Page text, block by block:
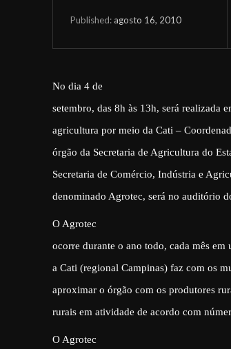
Published: agosto 16, 2010
No dia 4 de
setembro, das 8h às 13h, será realizada
agricultura por meio da Cati –
órgão da Secretaria de Agricultura do
Secretaria de Comércio, Indústria e
denominado Agrotec, será no auditório
O Agrotec
ocorre durante o ano todo, cada mês em
a Cati (regional Campinas) faz com os
aproximar o órgão com os produtores
rurais em atividade de acordo com
O Agrotec